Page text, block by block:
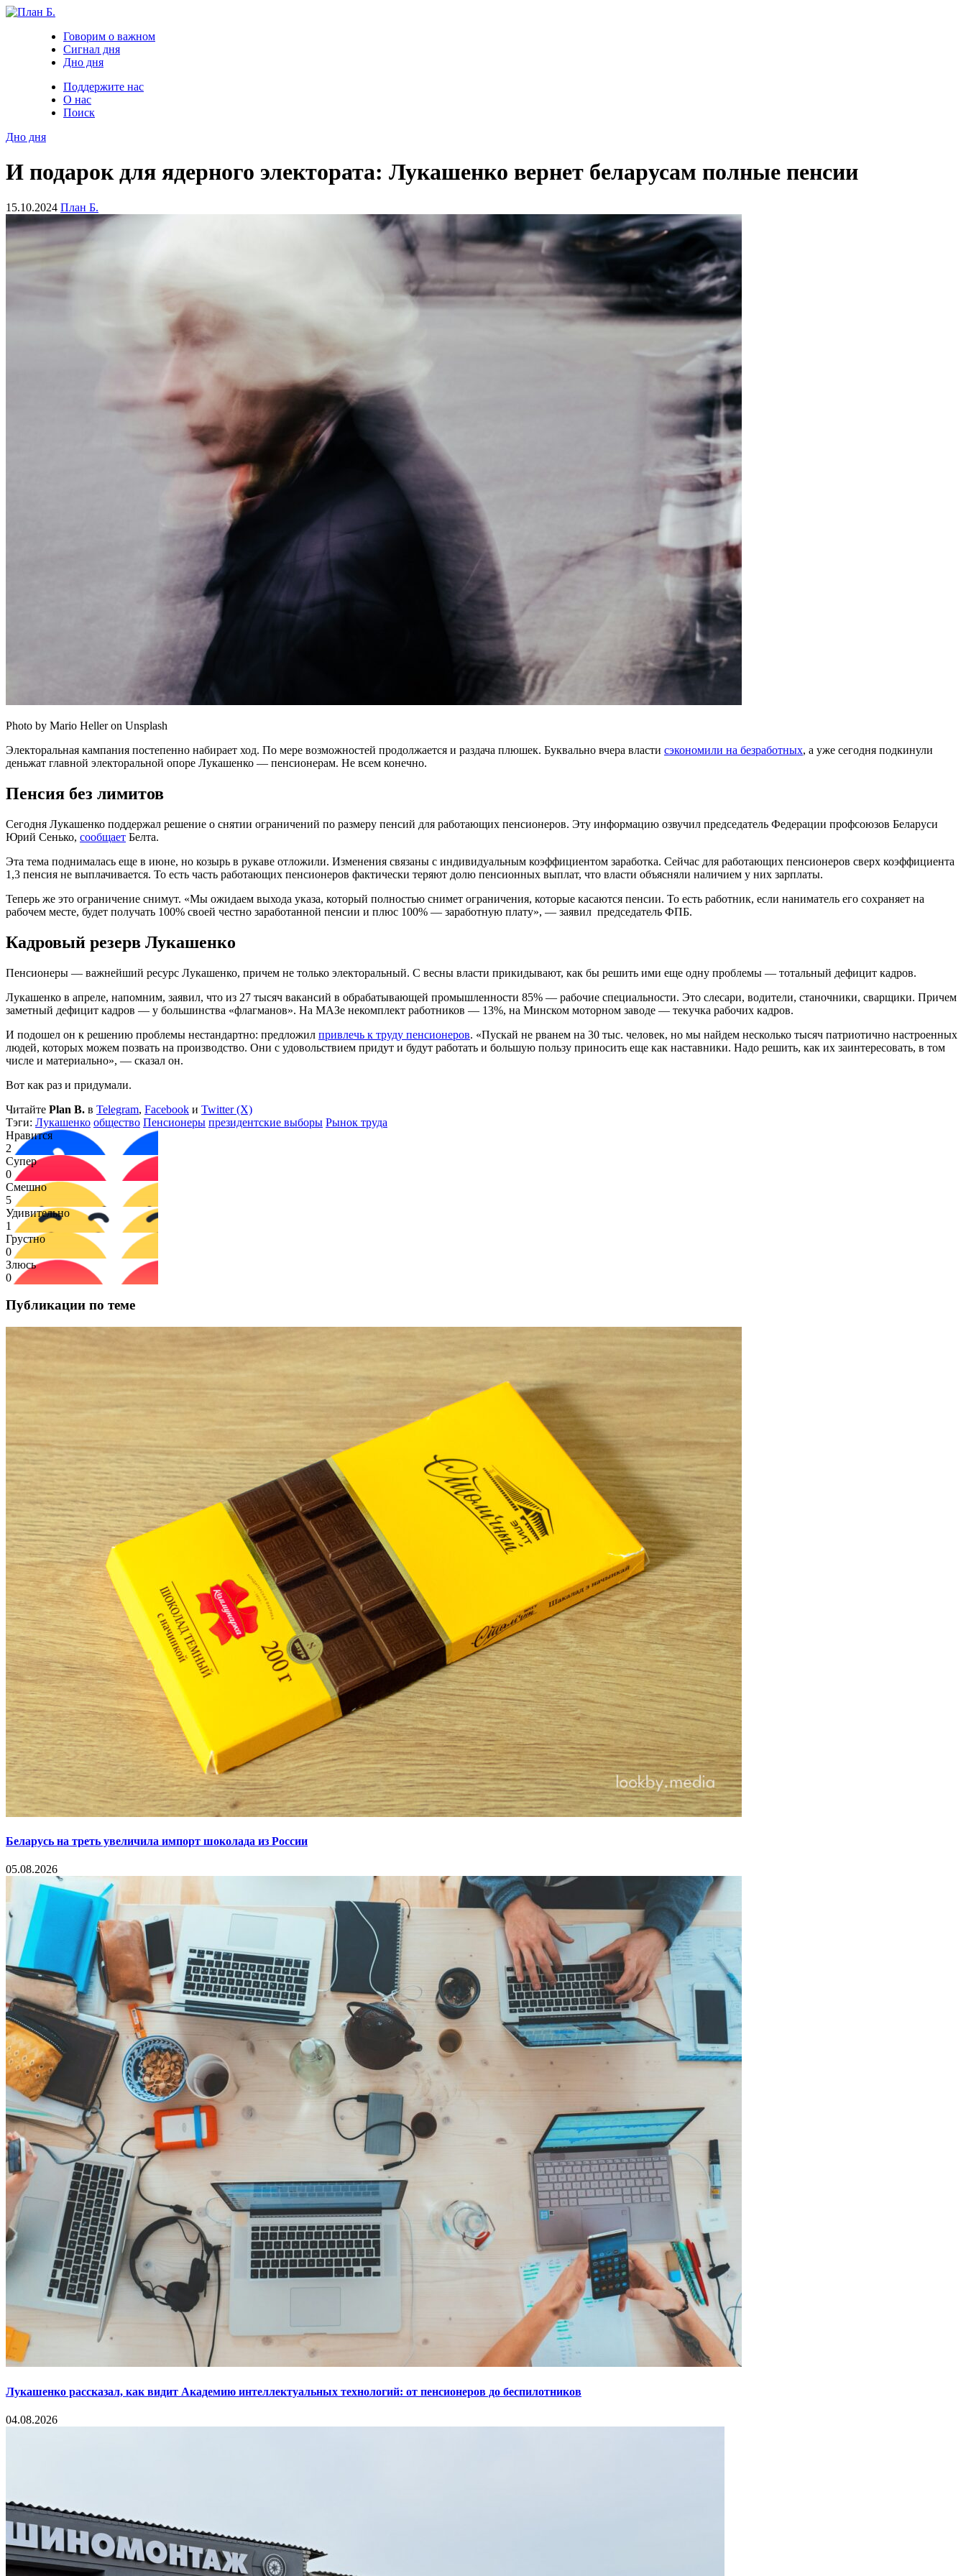
Говорим о важном
Сигнал дня
Дно дня
Поддержите нас
О нас
Поиск
Дно дня
И подарок для ядерного электората: Лукашенко вернет беларусам полные пенсии
15.10.2024 План Б.
Photo by Mario Heller on Unsplash
Электоральная кампания постепенно набирает ход. По мере возможностей продолжается и раздача плюшек. Буквально вчера власти сэкономили на безработных, а уже сегодня подкинули
деньжат главной электоральной опоре Лукашенко — пенсионерам. Не всем конечно.
Пенсия без лимитов
Сегодня Лукашенко поддержал решение о снятии ограничений по размеру пенсий для работающих пенсионеров. Эту информацию озвучил председатель Федерации профсоюзов Беларуси
Юрий Сенько, сообщает Белта.
Эта тема поднималась еще в июне, но козырь в рукаве отложили. Изменения связаны с индивидуальным коэффициентом заработка. Сейчас для работающих пенсионеров сверх коэффициента
1,3 пенсия не выплачивается. То есть часть работающих пенсионеров фактически теряют долю пенсионных выплат, что власти объясняли наличием у них зарплаты.
Теперь же это ограничение снимут. «Мы ожидаем выхода указа, который полностью снимет ограничения, которые касаются пенсии. То есть работник, если наниматель его сохраняет на
рабочем месте, будет получать 100% своей честно заработанной пенсии и плюс 100% — заработную плату», — заявил председатель ФПБ.
Кадровый резерв Лукашенко
Пенсионеры — важнейший ресурс Лукашенко, причем не только электоральный. С весны власти прикидывают, как бы решить ими еще одну проблемы — тотальный дефицит кадров.
Лукашенко в апреле, напомним, заявил, что из 27 тысяч вакансий в обрабатывающей промышленности 85% — рабочие специальности. Это слесари, водители, станочники, сварщики. Причем
заметный дефицит кадров — у большинства «флагманов». На МАЗе некомплект работников — 13%, на Минском моторном заводе — текучка рабочих кадров.
И подошел он к решению проблемы нестандартно: предложил привлечь к труду пенсионеров. «Пускай не рванем на 30 тыс. человек, но мы найдем несколько тысяч патриотично настроенных
людей, которых можем позвать на производство. Они с удовольствием придут и будут работать и большую пользу приносить еще как наставники. Надо решить, как их заинтересовать, в том
числе и материально», — сказал он.
Вот как раз и придумали.
Читайте Plan B. в Telegram, Facebook и Twitter (X)
Тэги: Лукашенко общество Пенсионеры президентские выборы Рынок труда
Нравится
2
Супер
0
Смешно
5
Удивительно
1
Грустно
0
Злюсь
0
Публикации по теме
Беларусь на треть увеличила импорт шоколада из России
05.08.2026
Лукашенко рассказал, как видит Академию интеллектуальных технологий: от пенсионеров до беспилотников
04.08.2026